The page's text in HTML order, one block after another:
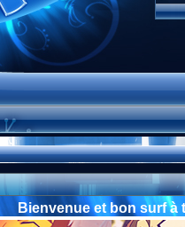
Bienvenue et bon surf à